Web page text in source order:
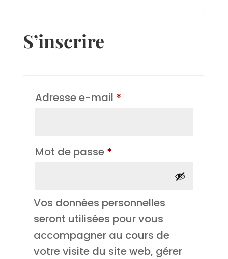
S’inscrire
Adresse e-mail *
Mot de passe *
Vos données personnelles
seront utilisées pour vous
accompagner au cours de
votre visite du site web, gérer